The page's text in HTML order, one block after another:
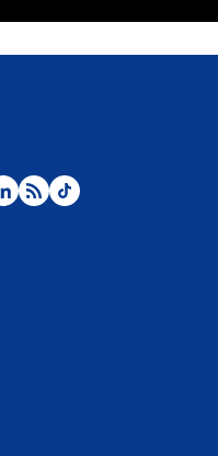
Abelardo De La Espriella